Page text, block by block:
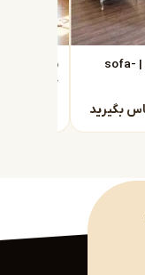
سرویس مبل ابزاری | sofa-
A666